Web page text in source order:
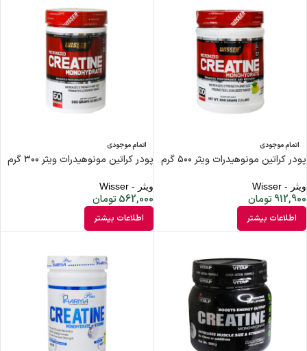
اتمام موجودی
پودر کراتین مونوهیدرات ویثر ۵۰۰ گرم
ویثر - Wisser
912,900تومان
اطلاعات بیشتر
اتمام موجودی
پودر کراتین مونوهیدرات ویثر ۳۰۰ گرم
ویثر - Wisser
562,000 تومان
اطلاعات بیشتر